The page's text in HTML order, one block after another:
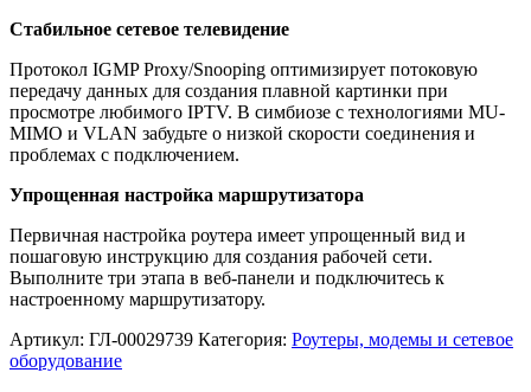
Стабильное сетевое телевидение
Протокол IGMP Proxy/Snooping оптимизирует потоковую
передачу данных для создания плавной картинки при
просмотре любимого IPTV. В симбиозе с технологиями MU-
MIMO и VLAN забудьте о низкой скорости соединения и
проблемах с подключением.
Упрощенная настройка маршрутизатора
Первичная настройка роутера имеет упрощенный вид и
пошаговую инструкцию для создания рабочей сети.
Выполните три этапа в веб-панели и подключитесь к
настроенному маршрутизатору.
Артикул: ГЛ-00029739 Категория: Роутеры, модемы и сетевое
оборудование